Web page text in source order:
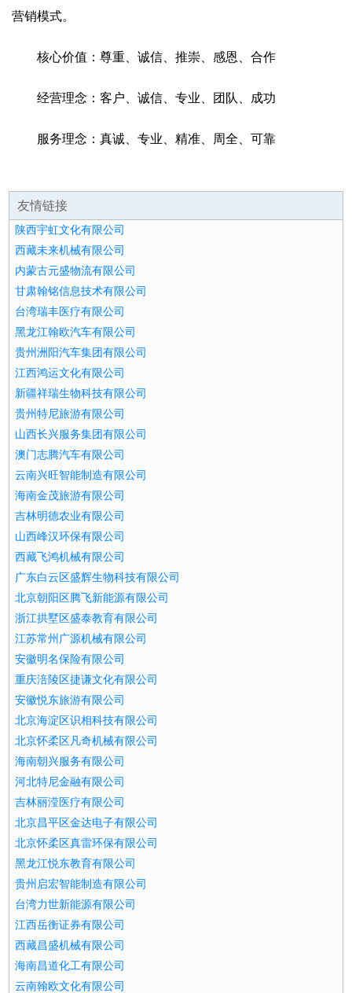
营销模式。
核心价值：尊重、诚信、推崇、感恩、合作
经营理念：客户、诚信、专业、团队、成功
服务理念：真诚、专业、精准、周全、可靠
友情链接
陕西宇虹文化有限公司
西藏未来机械有限公司
内蒙古元盛物流有限公司
甘肃翰铭信息技术有限公司
台湾瑞丰医疗有限公司
黑龙江翰欧汽车有限公司
贵州洲阳汽车集团有限公司
江西鸿运文化有限公司
新疆祥瑞生物科技有限公司
贵州特尼旅游有限公司
山西长兴服务集团有限公司
澳门志腾汽车有限公司
云南兴旺智能制造有限公司
海南金茂旅游有限公司
吉林明德农业有限公司
山西峰汉环保有限公司
西藏飞鸿机械有限公司
广东白云区盛辉生物科技有限公司
北京朝阳区腾飞新能源有限公司
浙江拱墅区盛泰教育有限公司
江苏常州广源机械有限公司
安徽明名保险有限公司
重庆涪陵区捷谦文化有限公司
安徽悦东旅游有限公司
北京海淀区识相科技有限公司
北京怀柔区凡奇机械有限公司
海南朝兴服务有限公司
河北特尼金融有限公司
吉林丽滢医疗有限公司
北京昌平区金达电子有限公司
北京怀柔区真雷环保有限公司
黑龙江悦东教育有限公司
贵州启宏智能制造有限公司
台湾力世新能源有限公司
江西岳衡证券有限公司
西藏昌盛机械有限公司
海南昌道化工有限公司
云南翰欧文化有限公司